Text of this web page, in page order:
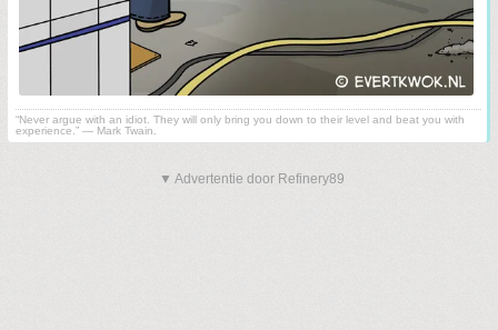
“Never argue with an idiot. They will only bring you down to their level and beat you with
experience.” ― Mark Twain.
▼ Advertentie door Refinery89